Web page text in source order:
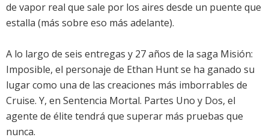
de vapor real que sale por los aires desde un puente que
estalla (más sobre eso más adelante).
A lo largo de seis entregas y 27 años de la saga Misión:
Imposible, el personaje de Ethan Hunt se ha ganado su
lugar como una de las creaciones más imborrables de
Cruise. Y, en Sentencia Mortal. Partes Uno y Dos, el
agente de élite tendrá que superar más pruebas que
nunca.